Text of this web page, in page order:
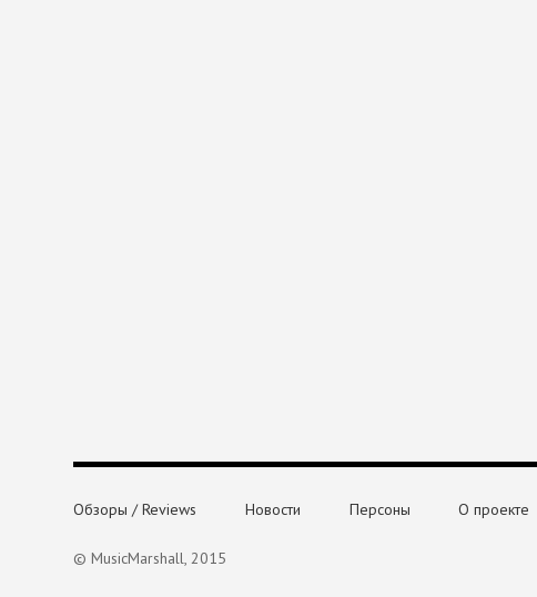
Обзоры / Reviews Новости Персоны О проекте
© MusicMarshall, 2015